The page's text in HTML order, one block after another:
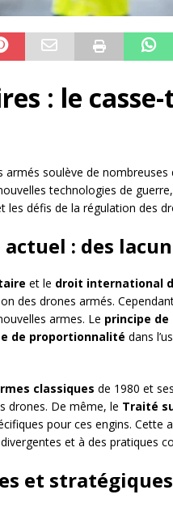
: le
armés soulève de
technologies de
les défis de la régulation des
: des
et le droit international
des drones armés.
armes. Le principe
de proportionnalité dans
classiques de 1980 et
drones. De même, le Traité
pour ces engins. Cette
et à des pratiques
et